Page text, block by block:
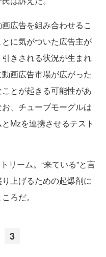
広告を組み合わせるこ
に気がついた広告主が
きされる状況が生まれ
画広告市場が広がった
とが起きる可能性があ
、チューブモーグルは
Mzを連携させるテスト
リーム。“来ている”と言
上げるための起爆剤に
ろだ。
3